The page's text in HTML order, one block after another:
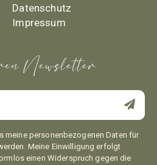
Datenschutz
Impressum
Newsletter
meine personenbezogenen Daten für
Meine Einwilligung erfolgt
einen Widerspruch gegen die